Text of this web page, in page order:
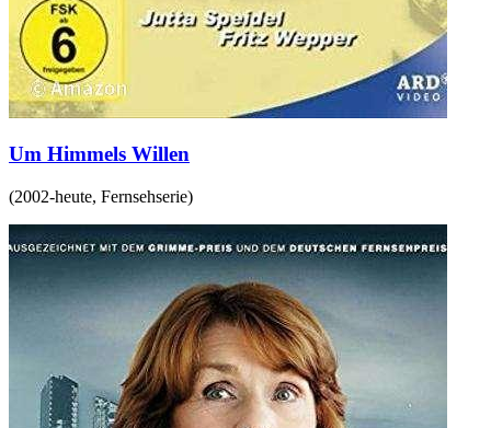
Um Himmels Willen
(2002-heute, Fernsehserie)